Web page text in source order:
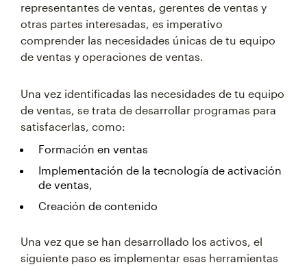
representantes de ventas, gerentes de ventas y
otras partes interesadas, es imperativo
comprender las necesidades únicas de tu equipo
de ventas y operaciones de ventas.
Una vez identificadas las necesidades de tu equipo
de ventas, se trata de desarrollar programas para
satisfacerlas, como:
Formación en ventas
Implementación de la tecnología de activación
de ventas,
Creación de contenido
Una vez que se han desarrollado los activos, el
siguiente paso es implementar esas herramientas